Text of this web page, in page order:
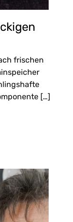
frischen
[…]